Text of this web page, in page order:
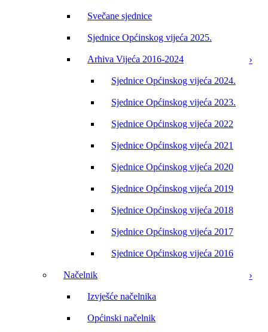
Svečane sjednice
Sjednice Općinskog vijeća 2025.
Arhiva Vijeća 2016-2024
Sjednice Općinskog vijeća 2024.
Sjednice Općinskog vijeća 2023.
Sjednice Općinskog vijeća 2022
Sjednice Općinskog vijeća 2021
Sjednice Općinskog vijeća 2020
Sjednice Općinskog vijeća 2019
Sjednice Općinskog vijeća 2018
Sjednice Općinskog vijeća 2017
Sjednice Općinskog vijeća 2016
Načelnik
Izvješće načelnika
Općinski načelnik